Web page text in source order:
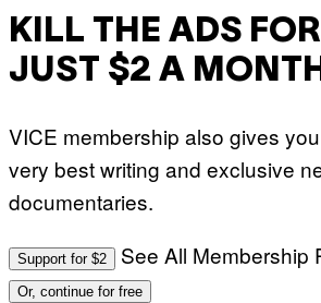
KILL THE ADS FOR
JUST $2 A MONTH
VICE membership also gives
very best writing and exclusive
documentaries.
Support for $2 See All Membership
Or, continue for free